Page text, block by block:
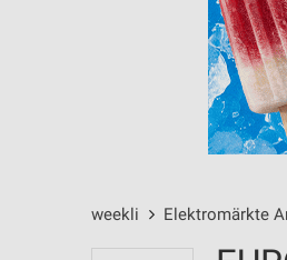
weekli Elektromärkte